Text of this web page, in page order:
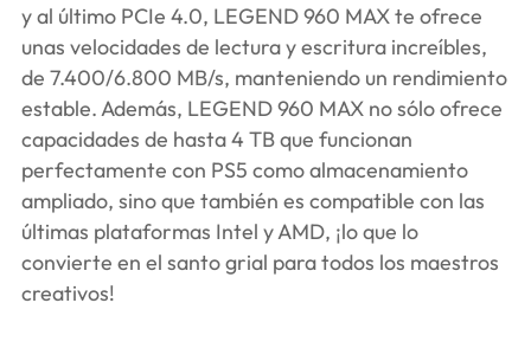
y al último PCIe 4.0, LEGEND 960 MAX te ofrece
unas velocidades de lectura y escritura increíbles,
de 7.400/6.800 MB/s, manteniendo un rendimiento
estable. Además, LEGEND 960 MAX no sólo ofrece
capacidades de hasta 4 TB que funcionan
perfectamente con PS5 como almacenamiento
ampliado, sino que también es compatible con las
últimas plataformas Intel y AMD, ¡lo que lo
convierte en el santo grial para todos los maestros
creativos!